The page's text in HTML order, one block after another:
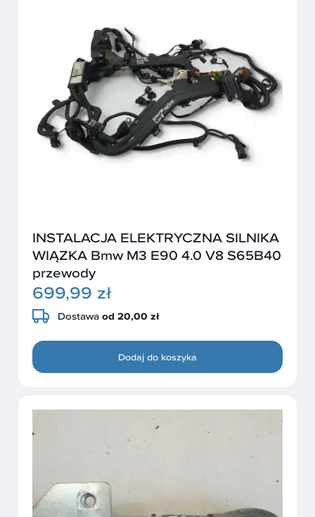
INSTALACJA ELEKTRYCZNA SILNIKA
WIĄZKA Bmw M3 E90 4.0 V8 S65B40
przewody
699,99 zł
Dostawa od 20,00 zł
Dodaj do koszyka